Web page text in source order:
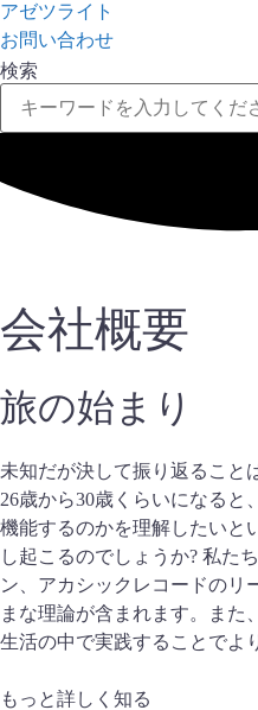
アゼツライト
お問い合わせ
検索
会社概要
旅の始まり
未知だが決して振り返ること
26歳から30歳くらいになる
機能するのかを理解したいと
し起こるのでしょうか? 私た
ン、アカシックレコードのリ
まな理論が含まれます。また
生活の中で実践することでよ
もっと詳しく知る